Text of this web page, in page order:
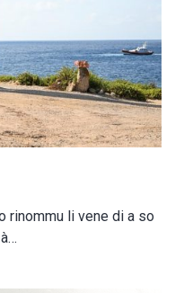
rinommu li vene di a so